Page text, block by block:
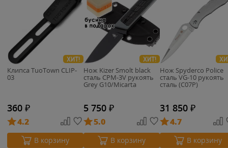
ХИТ!
Клипса TuoTown CLIP-
03
360 ₽
4.2
В корзину
ХИТ!
Нож Kizer Smolt black
сталь CPM-3V рукоять
Grey G10/Micarta
5 750 ₽
5.0
В корзину
Нож Spyderco Police
сталь VG-10 рукоять
сталь (C07P)
31 850 ₽
4.7
В корзину